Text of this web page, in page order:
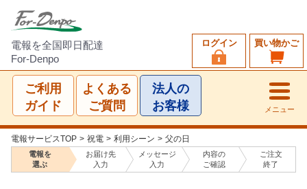
電報を全国即日配達
For-Denpo
買い物かご
ログイン
ご利用
ガイド
よくある
ご質問
法人の
お客様
メニュー
電報サービスTOP > 祝電 > 利用シーン > 父の日
電報を
選ぶ
お届け先
入力
メッセージ
入力
内容の
ご確認
ご注文
終了